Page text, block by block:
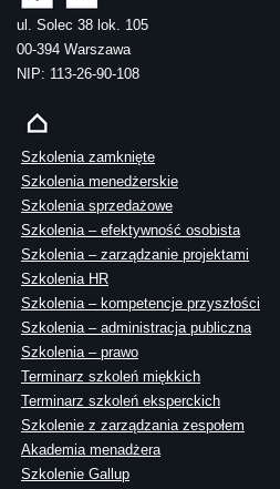
ul. Solec 38 lok. 105
00-394 Warszawa
NIP: 113-26-90-108
Szkolenia zamknięte
Szkolenia menedżerskie
Szkolenia sprzedażowe
Szkolenia – efektywność osobista
Szkolenia – zarządzanie projektami
Szkolenia HR
Szkolenia – kompetencje przyszłości
Szkolenia – administracja publiczna
Szkolenia – prawo
Terminarz szkoleń miękkich
Terminarz szkoleń eksperckich
Szkolenie z zarządzania zespołem
Akademia menadżera
Szkolenie Gallup